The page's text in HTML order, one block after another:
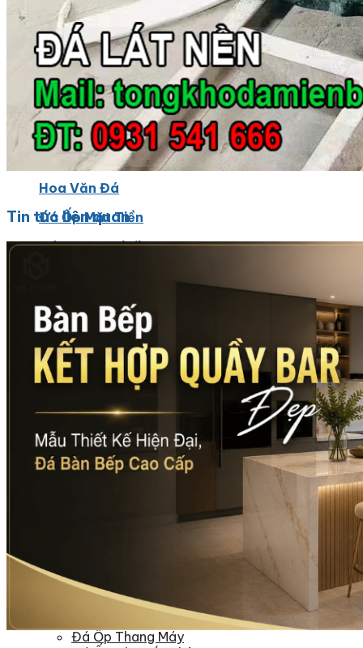
Kính Màu Ốp Bếp
Mặt Hàng nhập khẩu Container
Vách Tivi ỐP Đá Cao Cấp
Đá Mosaic
Đá Limestone
Đá Onyx
Hoa Văn Đá
Đá Ốp Mặt Tiền
Đá Quartz Alpilus
Đá tự nhiên
Đá Thạch Anh
Đá Nhân Tạo
Đá Cầu Thang
Đá Cầu Thang
Đá Ốp Mặt Tiền
Đá Ốp Cột
Đá Ốp Mộ
Đá Ốp Thang Máy
Tin tức liên quan